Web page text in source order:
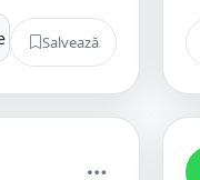
Salvează